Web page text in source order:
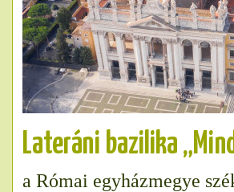
Lateráni bazilika
a Római egyházmegye